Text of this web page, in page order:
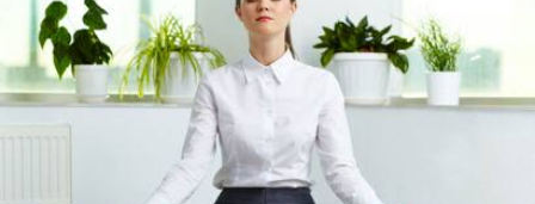
Infotechnology
Clase
Clima
Eventos Corporativos